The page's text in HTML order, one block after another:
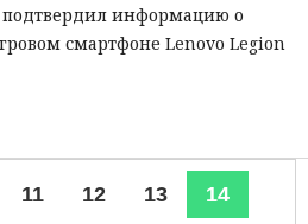
подтвердил информацию о
смартфоне Lenovo Legion
11 12 13
14